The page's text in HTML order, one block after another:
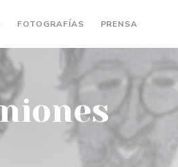
FOTOGRAFÍAS PRENSA